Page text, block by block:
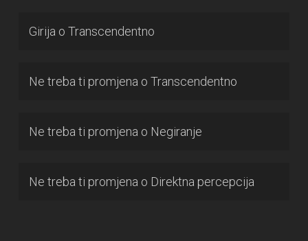
Girija o Transcendentno
Ne treba ti promjena o Transcendentno
Ne treba ti promjena o Negiranje
Ne treba ti promjena o Direktna percepcija